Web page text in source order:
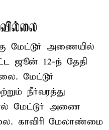
மேட்டூர் அணையில்
ஜூன் 12-ந் தேதி
மேட்டூர்
நீர்வரத்து
மேட்டூர் அணை
காவிரி மேலாண்மை